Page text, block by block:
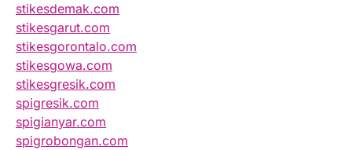
stikesdemak.com
stikesgarut.com
stikesgorontalo.com
stikesgowa.com
stikesgresik.com
spigresik.com
spigianyar.com
spigrobongan.com